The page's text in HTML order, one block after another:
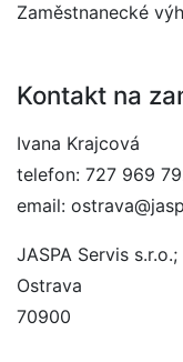
Zaměstnanecké
Kontakt na
Ivana Krajcová
telefon: 727 969
email:
JASPA Servis
Ostrava
70900